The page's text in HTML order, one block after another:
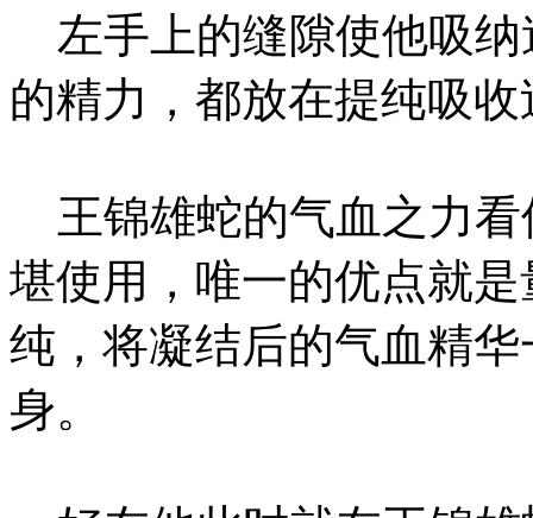
左手上的缝隙使他吸纳
的精力，都放在提纯吸
王锦雄蛇的气血之力看
堪使用，唯一的优点就
纯，将凝结后的气血精
身。